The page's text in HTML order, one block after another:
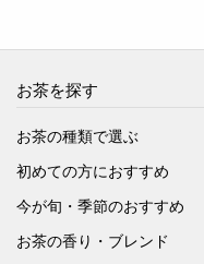
お茶を探す
お茶の種類で選ぶ
初めての方におすすめ
今が旬・季節のおすすめ
お茶の香り・ブレンド